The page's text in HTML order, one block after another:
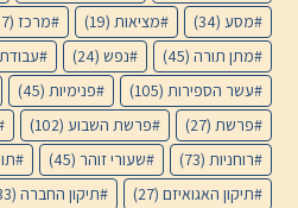
מסע (34) מציאות (19) מרכז (87)
מתן תורה (45) נפש (24)
עשר הספירות (105) פנימיות (45)
פרשת (27) פרשת השבוע (102)
רוחניות (73) שעורי זוהר (45)
תיקון האגואיזם (27) תיקון החברה (33)